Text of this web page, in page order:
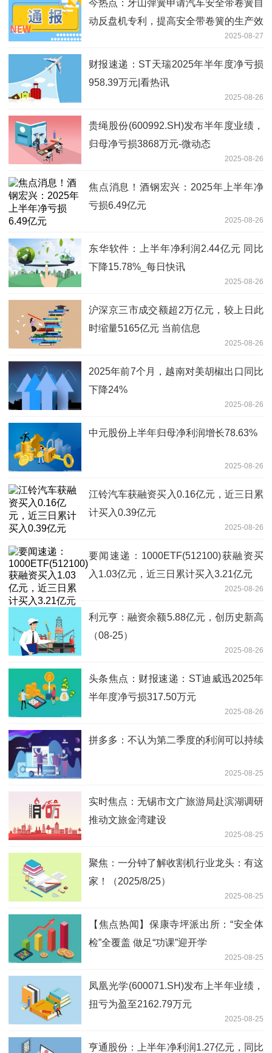
今热点：牙山弹簧申请汽车安全带卷簧自
动反盘机专利，提高安全带卷簧的生产效
2025-08-27
财报速递：ST天瑞2025年半年度净亏损
958.39万元|看热讯
2025-08-26
贵绳股份(600992.SH)发布半年度业绩，
归母净亏损3868万元-微动态
2025-08-26
焦点消息！酒钢宏兴：2025年上半年净
亏损6.49亿元
2025-08-26
东华软件：上半年净利润2.44亿元 同比
下降15.78%_每日快讯
2025-08-26
沪深京三市成交额超2万亿元，较上日此
时缩量5165亿元 当前信息
2025-08-26
2025年前7个月，越南对美胡椒出口同比
下降24%
2025-08-26
中元股份上半年归母净利润增长78.63%
2025-08-26
江铃汽车获融资买入0.16亿元，近三日累
计买入0.39亿元
2025-08-26
要闻速递：1000ETF(512100)获融资买
入1.03亿元，近三日累计买入3.21亿元
2025-08-26
利元亨：融资余额5.88亿元，创历史新高
（08-25）
2025-08-26
头条焦点：财报速递：ST迪威迅2025年
半年度净亏损317.50万元
2025-08-26
拼多多：不认为第二季度的利润可以持续
2025-08-25
实时焦点：无锡市文广旅游局赴滨湖调研
推动文旅金湾建设
2025-08-25
聚焦：一分钟了解收割机行业龙头：有这
家！（2025/8/25）
2025-08-25
【焦点热闻】保康寺坪派出所：“安全体
检”全覆盖 做足“功课”迎开学
2025-08-25
凤凰光学(600071.SH)发布上半年业绩，
扭亏为盈至2162.79万元
2025-08-25
亨通股份：上半年净利润1.27亿元，同比